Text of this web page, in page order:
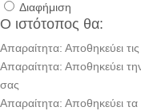
Διαφήμιση
Ο ιστότοπος θα:
Απαραίτητα: Αποθηκεύει
Απαραίτητα: Αποθηκεύει
σας
Απαραίτητα: Αποθηκεύει